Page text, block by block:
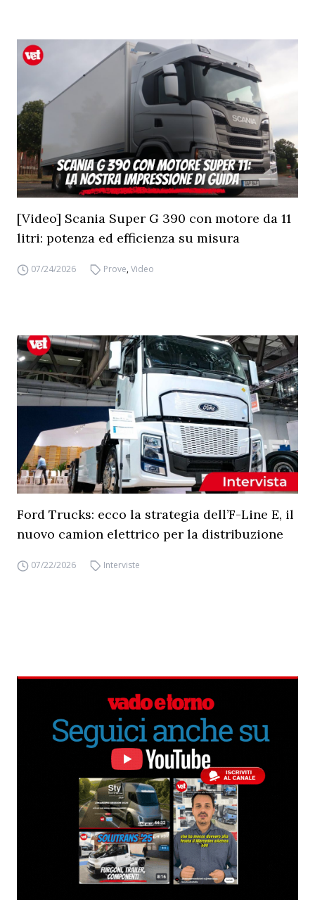
[Video] Scania Super G 390 con motore da 11
litri: potenza ed efficienza su misura
07/24/2026 Prove,Video
Ford Trucks: ecco la strategia dell’F-Line E, il
nuovo camion elettrico per la distribuzione
07/22/2026 Interviste